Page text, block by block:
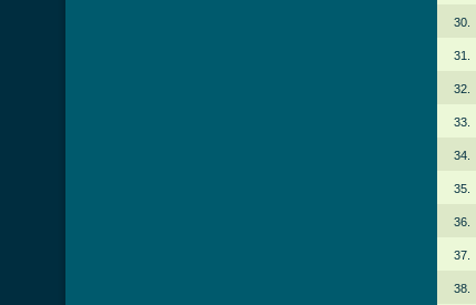
30.
31.
32.
33.
34.
35.
36.
37.
38.